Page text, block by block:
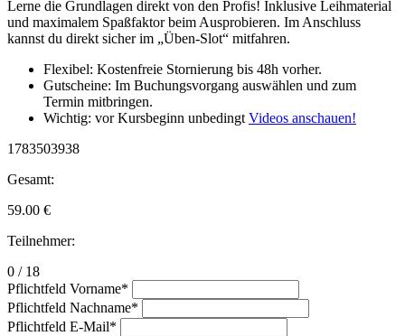
Lerne die Grundlagen direkt von den Profis! Inklusive Leihmaterial
und maximalem Spaßfaktor beim Ausprobieren. Im Anschluss
kannst du direkt sicher im „Üben-Slot“ mitfahren.
Flexibel: Kostenfreie Stornierung bis 48h vorher.
Gutscheine: Im Buchungsvorgang auswählen und zum
Termin mitbringen.
Wichtig: vor Kursbeginn unbedingt Videos anschauen!
1783503938
Gesamt:
59.00 €
Teilnehmer:
0 / 18
Pflichtfeld Vorname*
Pflichtfeld Nachname*
Pflichtfeld E-Mail*